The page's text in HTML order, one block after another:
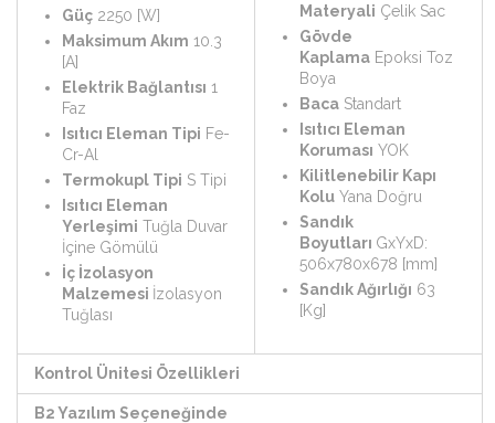
Güç 2250 [W]
Maksimum Akım 10.3
[A]
Elektrik Bağlantısı 1
Faz
Isıtıcı Eleman Tipi Fe-
Cr-Al
Termokupl Tipi S Tipi
Isıtıcı Eleman
Yerleşimi Tuğla Duvar
İçine Gömülü
İç İzolasyon
Malzemesi İzolasyon
Tuğlası
Materyali Çelik Sac
Gövde
Kaplama Epoksi Toz
Boya
Baca Standart
Isıtıcı Eleman
Koruması YOK
Kilitlenebilir Kapı
Kolu Yana Doğru
Sandık
Boyutları GxYxD:
506x780x678 [mm]
Sandık Ağırlığı 63
[Kg]
Kontrol Ünitesi Özellikleri
B2 Yazılım Seçeneğinde